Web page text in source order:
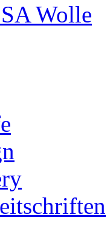
Wolle